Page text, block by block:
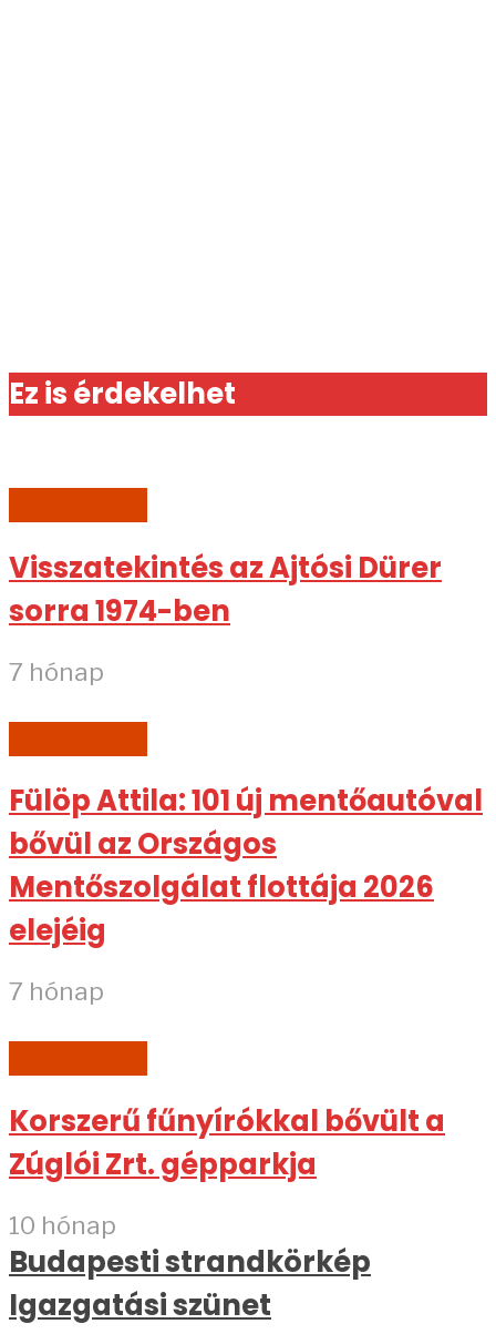
Ez is érdekelhet
Visszatekintés az Ajtósi Dürer
sorra 1974-ben
7 hónap
Fülöp Attila: 101 új mentőautóval
bővül az Országos
Mentőszolgálat flottája 2026
elejéig
7 hónap
Korszerű fűnyírókkal bővült a
Zúglói Zrt. gépparkja
10 hónap
Budapesti strandkörkép
Igazgatási szünet